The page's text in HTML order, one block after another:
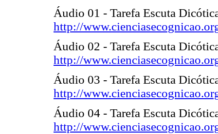
Áudio 01 - Tarefa Escuta
http://
Áudio 02 - Tarefa Escuta
http://
Áudio 03 - Tarefa Escuta
http://
Áudio 04 - Tarefa Escuta
http://